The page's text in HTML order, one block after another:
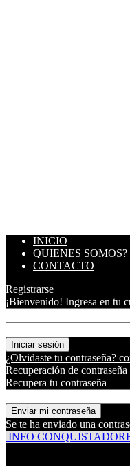
INICIO
QUIENES SOMOS?
CONTACTO
Registrarse
¡Bienvenido! Ingresa en tu
¿Olvidaste tu contraseña?
Recuperación de contraseña
Recupera tu contraseña
Se te ha enviado una
INFO